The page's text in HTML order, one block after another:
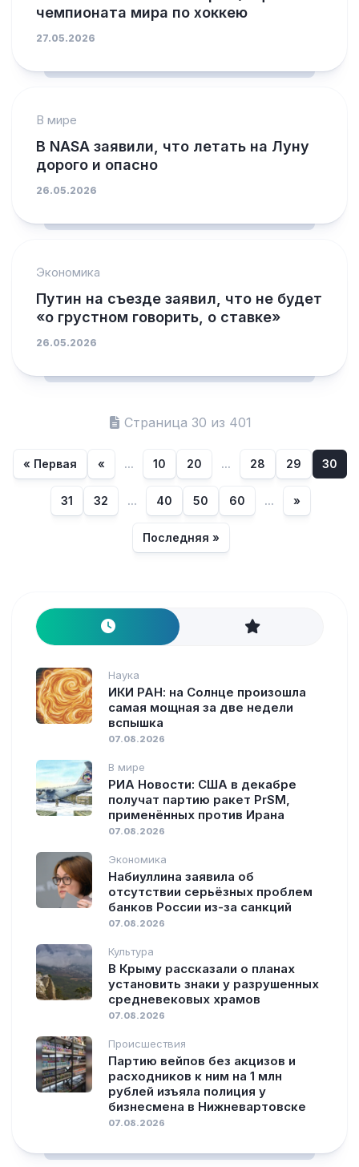
чемпионата мира по хоккею
27.05.2026
В мире
В NASA заявили, что летать на Луну
дорого и опасно
26.05.2026
Экономика
Путин на съезде заявил, что не будет
«о грустном говорить, о ставке»
26.05.2026
Страница 30 из 401
« Первая « ... 10 20 ... 28 29 30
31 32 ... 40 50 60 ... »
Последняя »
Наука
ИКИ РАН: на Солнце произошла
самая мощная за две недели
вспышка
07.08.2026
В мире
РИА Новости: США в декабре
получат партию ракет PrSM,
применённых против Ирана
07.08.2026
Экономика
Набиуллина заявила об
отсутствии серьёзных проблем
банков России из-за санкций
07.08.2026
Культура
В Крыму рассказали о планах
установить знаки у разрушенных
средневековых храмов
07.08.2026
Происшествия
Партию вейпов без акцизов и
расходников к ним на 1 млн
рублей изъяла полиция у
бизнесмена в Нижневартовске
07.08.2026